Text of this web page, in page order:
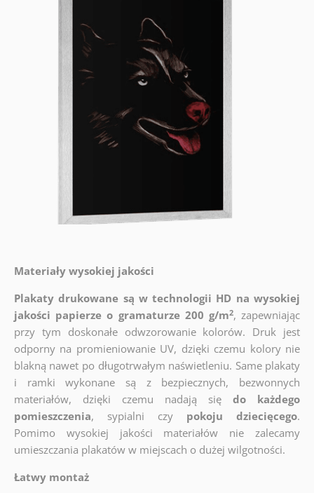
Materiały wysokiej jakości
Plakaty drukowane są w technologii HD na wysokiej
jakości papierze o gramaturze 200 g/m2, zapewniając
przy tym doskonałe odwzorowanie kolorów. Druk jest
odporny na promieniowanie UV, dzięki czemu kolory nie
blakną nawet po długotrwałym naświetleniu. Same plakaty
i ramki wykonane są z bezpiecznych, bezwonnych
materiałów, dzięki czemu nadają siędo każdego
pomieszczenia, sypialni czy pokoju dziecięcego.
Pomimo wysokiej jakości materiałów nie zalecamy
umieszczania plakatów w miejscach o dużej wilgotności.
Łatwy montaż